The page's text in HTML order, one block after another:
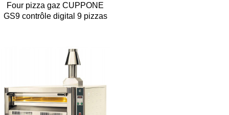
Four pizza gaz CUPPONE
GS9 contrôle digital 9 pizzas